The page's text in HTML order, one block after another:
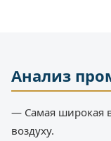
Анализ
— Самая широкая
воздуху.